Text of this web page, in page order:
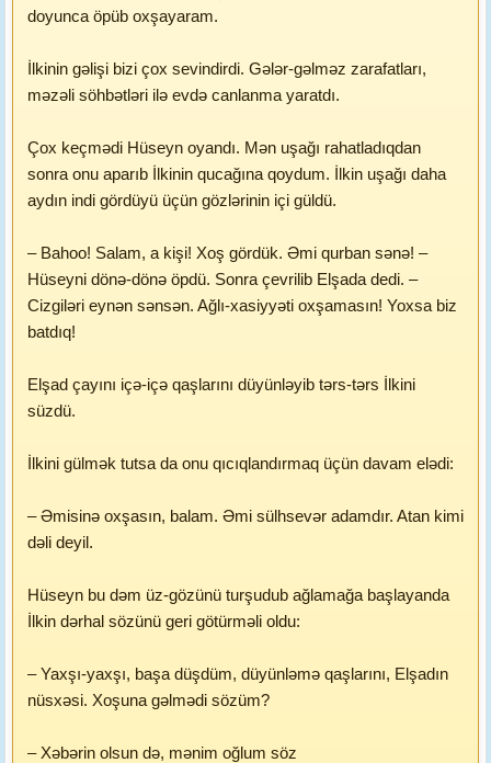
doyunca öpüb oxşayaram.
İlkinin gəlişi bizi çox sevindirdi. Gələr-gəlməz zarafatları,
məzəli söhbətləri ilə evdə canlanma yaratdı.
Çox keçmədi Hüseyn oyandı. Mən uşağı rahatladıqdan
sonra onu aparıb İlkinin qucağına qoydum. İlkin uşağı daha
aydın indi gördüyü üçün gözlərinin içi güldü.
– Bahoo! Salam, a kişi! Xoş gördük. Əmi qurban sənə! –
Hüseyni dönə-dönə öpdü. Sonra çevrilib Elşada dedi. –
Cizgiləri eynən sənsən. Ağlı-xasiyyəti oxşamasın! Yoxsa biz
batdıq!
Elşad çayını içə-içə qaşlarını düyünləyib tərs-tərs İlkini
süzdü.
İlkini gülmək tutsa da onu qıcıqlandırmaq üçün davam elədi:
– Əmisinə oxşasın, balam. Əmi sülhsevər adamdır. Atan kimi
dəli deyil.
Hüseyn bu dəm üz-gözünü turşudub ağlamağa başlayanda
İlkin dərhal sözünü geri götürməli oldu:
– Yaxşı-yaxşı, başa düşdüm, düyünləmə qaşlarını, Elşadın
nüsxəsi. Xoşuna gəlmədi sözüm?
– Xəbərin olsun də, mənim oğlum söz